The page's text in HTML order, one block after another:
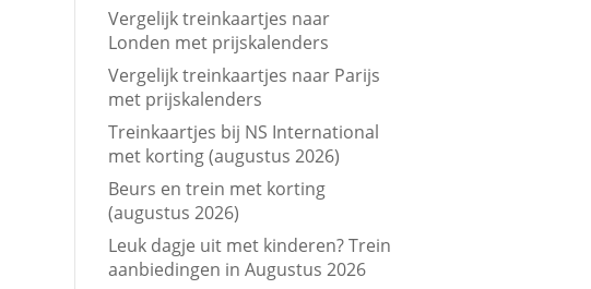
Vergelijk treinkaartjes naar
Londen met prijskalenders
Vergelijk treinkaartjes naar Parijs
met prijskalenders
Treinkaartjes bij NS International
met korting (augustus 2026)
Beurs en trein met korting
(augustus 2026)
Leuk dagje uit met kinderen? Trein
aanbiedingen in Augustus 2026